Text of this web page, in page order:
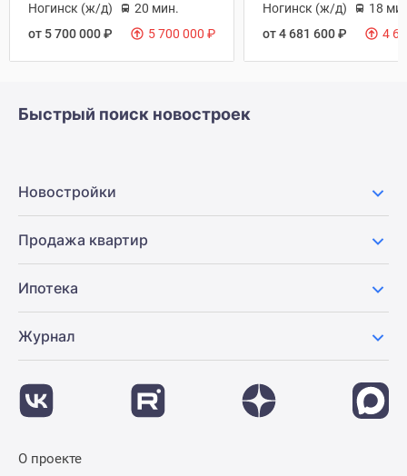
Ногинск (ж/д)
20 мин.
от 5 700 000₽ 5 700 000 ₽
Ногинск (ж/д)
18
от 4 681 600₽ 4
Быстрый поиск новостроек
Новостройки
Продажа квартир
Ипотека
Журнал
О проекте